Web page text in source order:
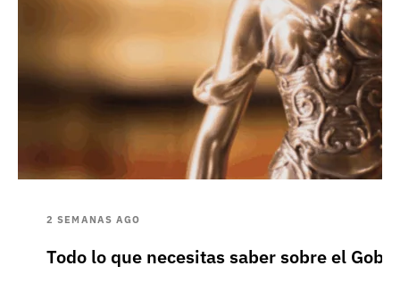
2 SEMANAS AGO
Todo lo que necesitas saber sobre el